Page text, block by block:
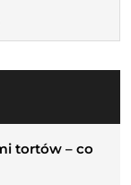
tortów – co